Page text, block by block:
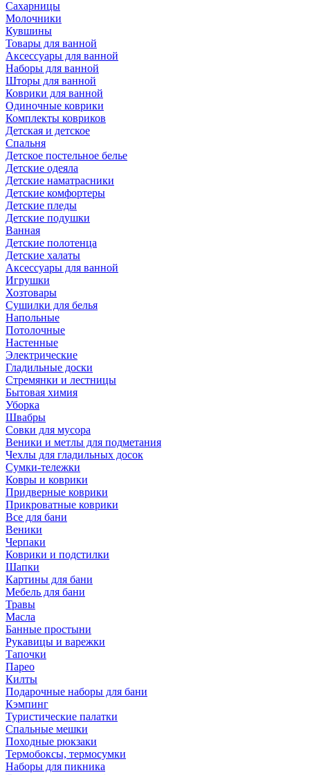
Сахарницы
Молочники
Кувшины
Товары для ванной
Аксессуары для ванной
Наборы для ванной
Шторы для ванной
Коврики для ванной
Одиночные коврики
Комплекты ковриков
Детская и детское
Спальня
Детское постельное белье
Детские одеяла
Детские наматрасники
Детские комфортеры
Детские пледы
Детские подушки
Ванная
Детские полотенца
Детские халаты
Аксессуары для ванной
Игрушки
Хозтовары
Сушилки для белья
Напольные
Потолочные
Настенные
Электрические
Гладильные доски
Стремянки и лестницы
Бытовая химия
Уборка
Швабры
Совки для мусора
Веники и метлы для подметания
Чехлы для гладильных досок
Сумки-тележки
Ковры и коврики
Придверные коврики
Прикроватные коврики
Все для бани
Веники
Черпаки
Коврики и подстилки
Шапки
Картины для бани
Мебель для бани
Травы
Масла
Банные простыни
Рукавицы и варежки
Тапочки
Парео
Килты
Подарочные наборы для бани
Кэмпинг
Туристические палатки
Спальные мешки
Походные рюкзаки
Термобоксы, термосумки
Наборы для пикника